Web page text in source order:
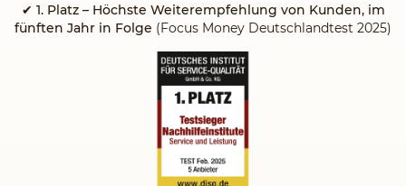
✔ 1. Platz – Höchste Weiterempfehlung von Kunden, im
fünften Jahr in Folge (Focus Money Deutschlandtest 2025)